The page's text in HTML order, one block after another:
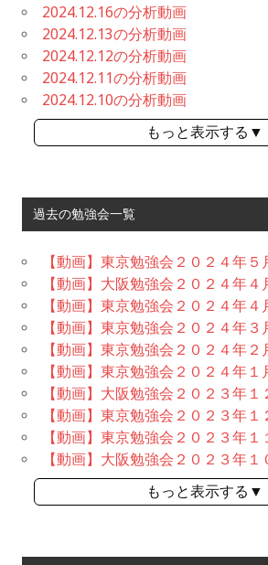
2024.12.16の分析動画
2024.12.13の分析動画
2024.12.12の分析動画
2024.12.11の分析動画
2024.12.10の分析動画
もっと表示する▼
過去の勉強会一覧
【動画】東京勉強会２０２４年５
【動画】大阪勉強会２０２４年４
【動画】東京勉強会２０２４年４
【動画】東京勉強会２０２４年３
【動画】東京勉強会２０２４年２
【動画】東京勉強会２０２４年１
【動画】大阪勉強会２０２３年１
【動画】東京勉強会２０２３年１
【動画】東京勉強会２０２３年１
【動画】大阪勉強会２０２３年１
もっと表示する▼